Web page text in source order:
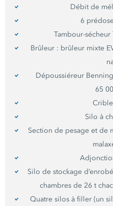
Débit de
6
Tambour-sécheur
Brûleur : brûleur mixte
Dépoussiéreur
65
Silo à
Section de pesage et de
Silo de stockage
chambres de 26 t
Quatre silos à filler (un